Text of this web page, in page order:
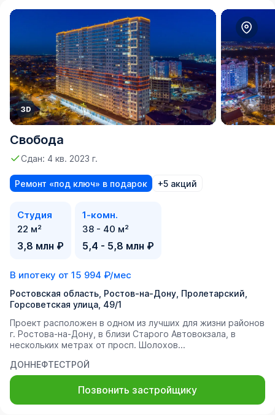
Свобода
Сдан: 4 кв. 2023 г.
Ремонт «под ключ» в подарок +5 акций
Студия
22 м²
3,8 млн ₽
1-комн.
38 - 40 м²
5,4 - 5,8 млн ₽
В ипотеку от 15 994 ₽/мес
Ростовская область, Ростов-на-Дону, Пролетарский,
Горсоветская улица, 49/1
Проект расположен в одном из лучших для жизни районов
г. Ростова-на-Дону, в близи Старого Автовокзала, в
нескольких метрах от просп. Шолохов...
ДОННЕФТЕСТРОЙ
Позвонить застройщику